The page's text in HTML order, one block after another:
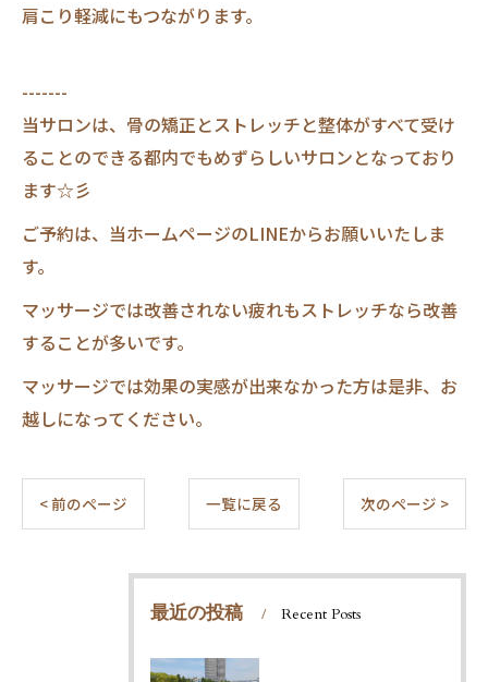
肩こり軽減にもつながります。
-------
当サロンは、骨の矯正とストレッチと整体がすべて受け
ることのできる都内でもめずらしいサロンとなっており
ます☆彡
ご予約は、当ホームページのLINEからお願いいたしま
す。
マッサージでは改善されない疲れもストレッチなら改善
することが多いです。
マッサージでは効果の実感が出来なかった方は是非、お
越しになってください。
< 前のページ 一覧に戻る 次のページ >
最近の投稿 Recent Posts